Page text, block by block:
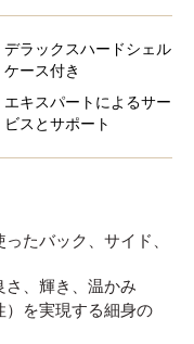
デラックスハードシェル
ケース付き
エキスパートによるサー
ビスとサポート
たバック、サイド、
、輝き、温かみ
）を実現する細身の